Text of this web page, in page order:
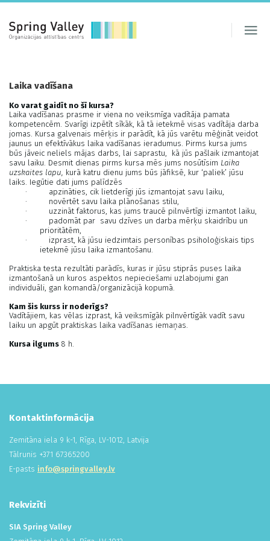
Laika vadīšana
Ko varat gaidīt no šī kursa?
Laika vadīšanas prasme ir viena no veiksmīga vadītāja pamata
kompetencēm. Svarīgi izpētīt sīkāk, kā tā ietekmē visas vadītāja darba
jomas. Kursa galvenais mērķis ir parādīt, kā jūs varētu mēģināt veidot
jaunus un efektīvākus laika vadīšanas ieradumus. Pirms kursa jums
būs jāveic neliels mājas darbs, lai saprastu, kā jūs pašlaik izmantojat
savu laiku. Desmit dienas pirms kursa mēs jums nosūtīsim Laika
uzskaites lapu, kurā katru dienu jums būs jāfiksē, kur ‘paliek’ jūsu
laiks. Iegūtie dati jums palīdzēs
·
apzināties, cik lietderīgi jūs izmantojat savu laiku,
·
novērtēt savu laika plānošanas stilu,
·
uzzināt faktorus, kas jums traucē pilnvērtīgi izmantot laiku,
·
padomāt par savu dzīves un darba mērķu skaidrību un
prioritātēm,
·
izprast, kā jūsu iedzimtais personības psiholoģiskais tips
ietekmē jūsu laika izmantošanu.
Praktiska testa rezultāti parādīs, kuras ir jūsu stiprās puses laika
izmantošanā un kuros aspektos nepieciešami uzlabojumi gan
individuāli, gan komandā/organizācijā kopumā.
Kam šis kurss ir noderīgs?
Vadītājiem, kas vēlas izprast, kā veiksmīgāk pilnvērtīgāk vadīt savu
laiku un apgūt praktiskas laika vadīšanas iemaņas.
Kursa ilgums 8 h.
Kontaktinformācija
Zemitāna iela 9 k-1, Rīga, LV-1012, Latvija
Tālrunis +371 67365200
E-pasts info@springvalley.lv
Rekvizīti
SIA Spring Valley